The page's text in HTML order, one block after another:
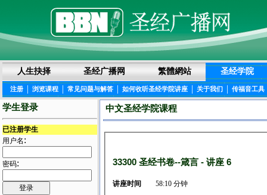
人生抉择 圣经广播网 繁體網站 圣经学院
注册 | 浏览课程 | 常见问题与解答 | 如何收听圣经学院讲座 | 关于我们 | 传福音工具
学生登录
已注册学生
用户名 :
密码:
中文圣经学院课程
33300 圣经书卷--箴言 - 讲座 6
讲座时间 58:10 分钟